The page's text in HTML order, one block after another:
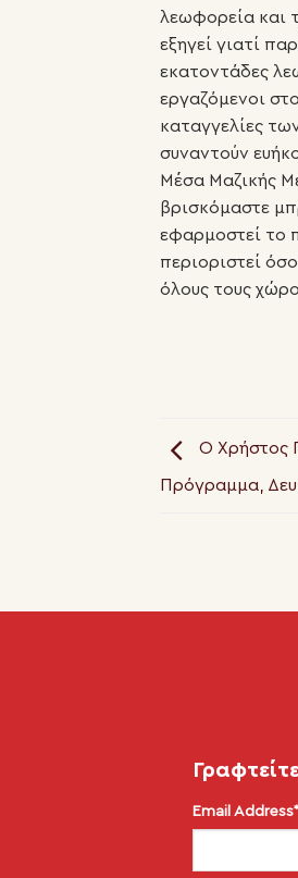
λεωφορεία και
εξηγεί γιατί
εκατοντάδες
εργαζόμενοι
καταγγελίες
συναντούν
Μέσα Μαζικής
βρισκόμαστε
εφαρμοστεί το
περιοριστεί
όλους τους
Ο Χρήστος
Πρόγραμμα,
Email